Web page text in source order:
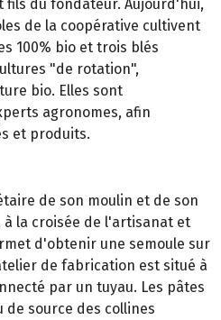
fils du fondateur. Aujourd'hui,
de la coopérative cultivent
100% bio et trois blés
"de rotation",
bio. Elles sont
agronomes, afin
et produits.
de son moulin et de son
la croisée de l'artisanat et
d'obtenir une semoule sur
de fabrication est situé à
par un tuyau. Les pâtes
source des collines